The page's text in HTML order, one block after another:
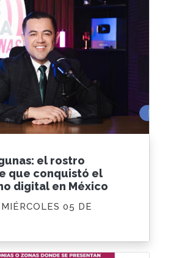
el rostro
que conquistó el
digital en México
05 DE